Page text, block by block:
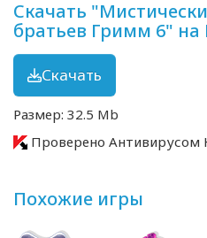
Скачать
братьев Гримм 6" на
Скачать
Размер: 32.5 Mb
Проверено Антивирусом
Похожие игры